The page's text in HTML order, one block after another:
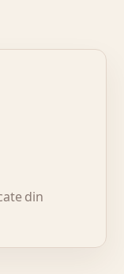
din